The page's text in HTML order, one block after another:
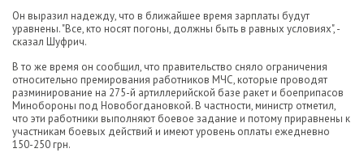
Он выразил надежду, что в ближайшее время зарплаты будут
уравнены. "Все, кто носят погоны, должны быть в равных условиях", -
сказал Шуфрич.
В то же время он сообщил, что правительство сняло ограничения
относительно премирования работников МЧС, которые проводят
разминирование на 275-й артиллерийской базе ракет и боеприпасов
Минобороны под Новобогдановкой. В частности, министр отметил,
что эти работники выполняют боевое задание и потому приравнены к
участникам боевых действий и имеют уровень оплаты ежедневно
150-250 грн.